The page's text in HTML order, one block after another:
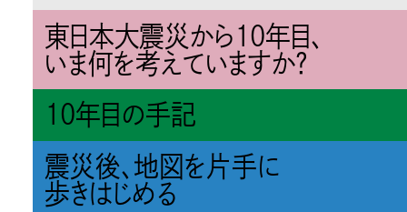
東日本大震災から10年目、
いま何を考えていますか？
10年目の手記
震災後、地図を片手に
歩きはじめる